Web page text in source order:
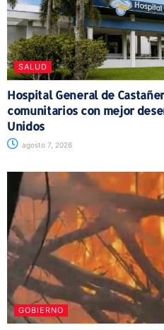
SALUD
Hospital General de
comunitarios con mejor
Unidos
agosto 7, 2026
GOBIERNO